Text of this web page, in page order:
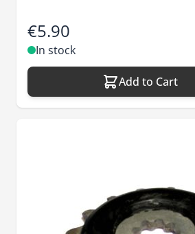
€5.90
In stock
Add to Cart